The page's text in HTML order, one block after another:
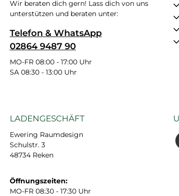
Wir beraten dich gern! Lass dich von uns
unterstützen und beraten unter:
Telefon & WhatsApp
02864 9487 90
MO-FR 08:00 - 17:00 Uhr
SA 08:30 - 13:00 Uhr
LADENGESCHÄFT
Ewering Raumdesign
Schulstr. 3
48734 Reken
Öffnungszeiten:
MO-FR 08:30 - 17:30 Uhr